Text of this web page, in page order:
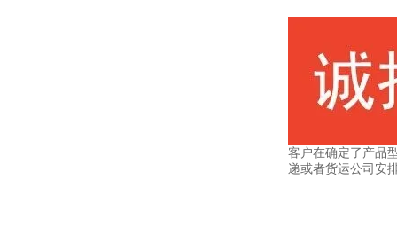
客户在确定了产品
递或者货运公司安